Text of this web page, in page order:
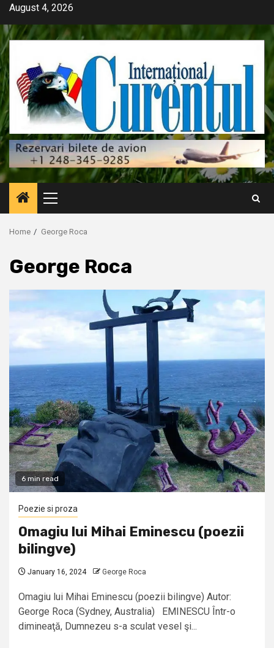
Skip
content
August 4, 2026
Primary
Menu
Home George Roca
George Roca
6 min read
Poezie si proza
Omagiu lui Mihai Eminescu (poezii
bilingve)
January 16, 2024 George Roca
Omagiu lui Mihai Eminescu (poezii bilingve) Autor:
George Roca (Sydney, Australia) EMINESCU Într-o
dimineaţă, Dumnezeu s-a sculat vesel şi...